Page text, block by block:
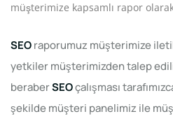
müşterimize kapsamlı rapor
SEOraporumuz müşterimize
yetkiler müşterimizden talep
beraberSEOçalışması
şekilde müşteri panelimiz ile